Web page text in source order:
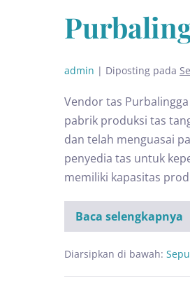
admin | Diposting pada
Vendor tas
pabrik produksi tas
dan telah menguasai
penyedia tas untuk
memiliki kapasitas
Baca selengkapnya
Diarsipkan di bawah: